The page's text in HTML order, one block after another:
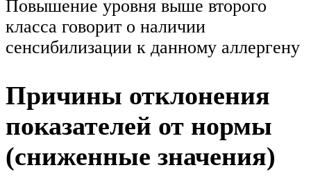
Повышение уровня выше второго
класса говорит о наличии
сенсибилизации к данному аллергену
Причины отклонения
показателей от нормы
(сниженные значения)